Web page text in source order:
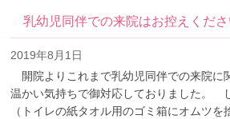
乳幼児同伴での来院はお控えくださ
2019年8月1日
開院よりこれまで乳幼児同伴での来院に
温かい気持ちで御対応しておりました。
（トイレの紙タオル用のゴミ箱にオムツ